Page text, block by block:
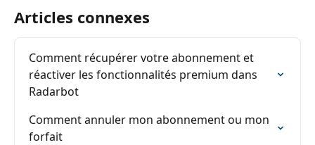
Articles connexes
Comment récupérer votre abonnement et
réactiver les fonctionnalités premium dans
Radarbot
Comment annuler mon abonnement ou mon
forfait